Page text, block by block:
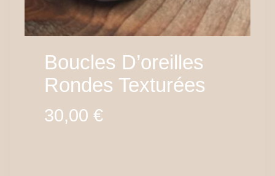
Boucles D’oreilles
Rondes Texturées
30,00 €